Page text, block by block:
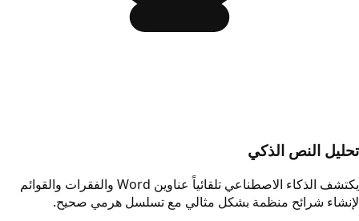
تحليل النص الذكي
يكتشف الذكاء الاصطناعي تلقائياً عناوين Word والفقرات والقوائم
لإنشاء شرائح منظمة بشكل مثالي مع تسلسل هرمي صحيح.